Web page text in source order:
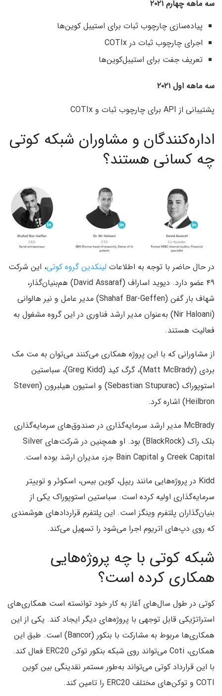
سه ماهه چهارم ۲۰۲۱
پیاده‌سازی چارچوب ثبات برای استیبل کوین‌ها
اجرای چارچوب ثبات در COTIx
تعریف جفت برای استیبل‌کوین‌ها
سه ماهه اول ۲۰۲۱
پشتیبانی از API برای چارچوب ثبات و COTIx
اداره‌کنندگان و مشاوران شبکه کوتی
چه کسانی هستند؟
در حال حاضر با توجه به اطلاعات لینکدین گروه کوتی، این شرکت
۴۹ عضو دارد. دیوید اساراف (David Assaraf) هم‌بنیان‌گذار،
شهاف بار گفن (Shahaf Bar-Geffen) مدیر عامل و نیر هالوانی
(Nir Haloani) به‌عنوان مدیر ارشد فناوری در این گروه مشغول به
فعالیت هستند.
از مشاورانی که با این پروژه همکاری می‌کنند می‌توان به مت مک
بردی (Matt McBrady)، گرگ کید (Greg Kidd)، سباستین
استوپوراک (Sebastian Stupurac) و استیون هیلبرون (Steven
Heilbron) اشاره کرد.
McBrady مدیر ارشد سرمایه‌گذاری در صندوق‌های سرمایه‌گذاری
بلک راک (BlackRock) بود. او همچنین در شرکت‌های Silver
Creek Capital و Bain Capital جزء مدیران ارشد بوده است.
Kidd در پروژه‌هایی مانند ریپل، کوین بیس، اسکوئر و توییتر
سرمایه‌گذاری اولیه کرده است. سباستین استوپوراک یکی از
بنیان‌گذاران پلتفرم وینگز است. این پلتفرم قراردادهای هوشمندی
که روی دپ‌های اتریوم اجرا می‌شود را تسهیل می‌کند.
شبکه کوتی با چه پروژه‌هایی
همکاری کرده است؟
کوتی در طول سال‌های آغاز به کار خود توانسته است همکاری‌های
استراتژیکی قابل توجهی با پروژه‌های دیگر ایجاد کند. یکی از این
همکاری‌ها مربوط به مشارکت با بنکور (Bancor) است. طبق این
همکاری، Coti می‌تواند روی شبکه بنکور توکن ERC20 فعال کند.
با این قرارداد کوتی می‌تواند به‌طور مستمر نقدینگی بین کوین
COTI و توکن‌های مختلف ERC20 را تامین کند.